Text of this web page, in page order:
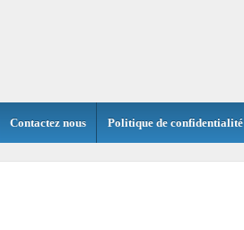
Contactez nous Politique de confidentialité